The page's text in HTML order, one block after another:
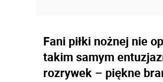
Fani piłki nożnej nie
takim samym
rozrywek – piękne